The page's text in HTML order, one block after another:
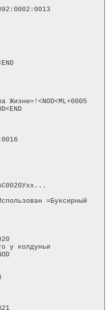
Жизни=!<NOD<ML+0005
=Буксирный
у колдуньи